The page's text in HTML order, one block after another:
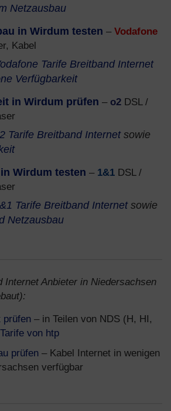
Netzausbau
in Wirdum testen – Vodafone
Kabel
Tarife Breitband Internet
Verfügbarkeit
in Wirdum prüfen – o2 DSL /
Tarife Breitband Internetsowie
Wirdum testen – 1&1 DSL /
Tarife Breitband Internetsowie
Netzausbau
Internet Anbieter in Niedersachsen
prüfen – in Teilen von NDS (H, HI,
Tarife von htp
prüfen – Kabel Internet in wenigen
verfügbar